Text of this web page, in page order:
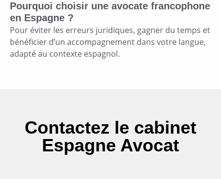
Pourquoi choisir une avocate francophone
en Espagne ?
Pour éviter les erreurs juridiques, gagner du temps et
bénéficier d’un accompagnement dans votre langue,
adapté au contexte espagnol.
Contactez le cabinet
Espagne Avocat